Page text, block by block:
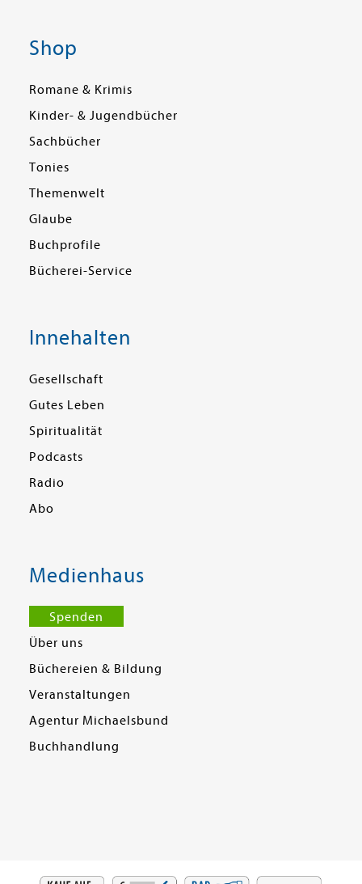
Shop
Romane & Krimis
Kinder- & Jugendbücher
Sachbücher
Tonies
Themenwelt
Glaube
Buchprofile
Bücherei-Service
Innehalten
Gesellschaft
Gutes Leben
Spiritualität
Podcasts
Radio
Abo
Medienhaus
Spenden
Über uns
Büchereien & Bildung
Veranstaltungen
Agentur Michaelsbund
Buchhandlung